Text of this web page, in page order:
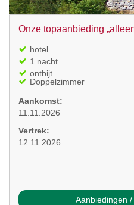
Onze topaanbieding
hotel
1 nacht
ontbijt
Doppelzimmer
Aankomst:
11.11.2026
Vertrek:
12.11.2026
Aanbiedingen